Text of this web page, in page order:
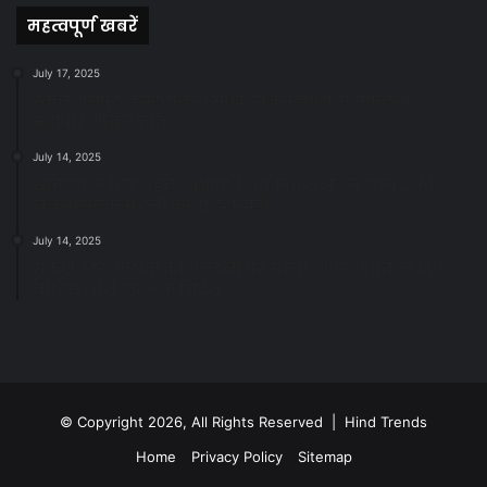
महत्वपूर्ण खबरें
July 17, 2025
July 14, 2025
July 14, 2025
© Copyright 2026, All Rights Reserved | Hind Trends
Home
Privacy Policy Sitemap